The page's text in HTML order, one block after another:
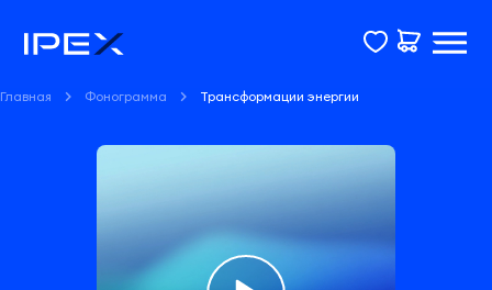
Главная Фонограмма Трансформации энергии